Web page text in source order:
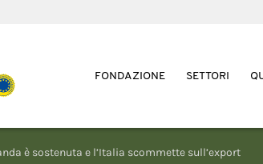
FONDAZIONE SETTORI
è sostenuta e l’Italia scommette sull’export